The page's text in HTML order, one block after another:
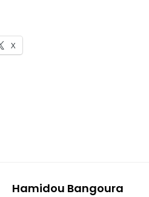
X
Hamidou Bangoura